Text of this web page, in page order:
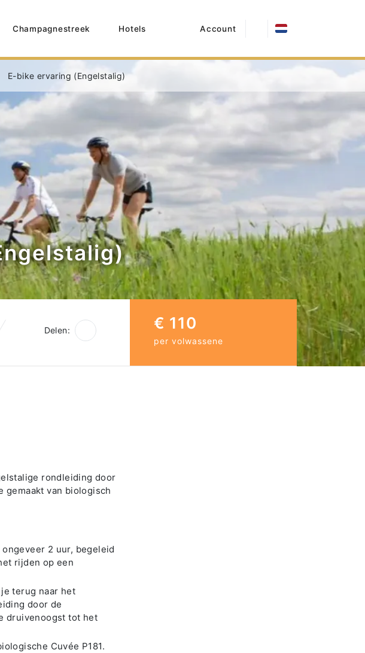
Champagnestreek Hotels Account
E-bike ervaring (Engelstalig)
Delen: € 110
per volwassene
rondleiding door
gemaakt van biologisch
2 uur, begeleid
rijden op een
terug naar het
door de
druivenoogst tot het
Cuvée P181.